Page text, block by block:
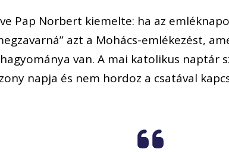
Pap Norbert kiemelte: ha az
azt a Mohács-emlékezést,
van. A mai katolikus naptár
napja és nem hordoz a csatával